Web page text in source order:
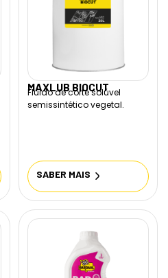
MAXLUB BIOCUT
Fluido de corte solúvel
semissintético vegetal.
SABER MAIS